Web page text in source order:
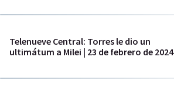
Telenueve Central: Torres le dio un
ultimátum a Milei | 23 de febrero de 2024